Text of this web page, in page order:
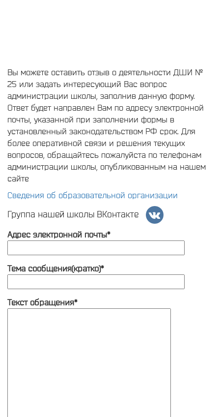
Вы можете оставить отзыв о деятельности ДШИ №
25 или задать интересующий Вас вопрос
администрации школы, заполнив данную форму.
Ответ будет направлен Вам по адресу электронной
почты, указанной при заполнении формы в
установленный законодательством РФ срок. Для
более оперативной связи и решения текущих
вопросов, обращайтесь пожалуйста по телефонам
администрации школы, опубликованным на нашем
сайте
Сведения об образовательной организации
Группа нашей школы ВКонтакте
Адрес электронной почты*
Тема сообщения(кратко)*
Текст обращения*